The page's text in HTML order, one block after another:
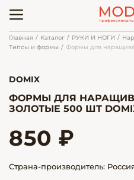
Главная Каталог РУКИ И НОГИ
Типсы и формы
Формы для
DOMIX
ФОРМЫ ДЛЯ
ЗОЛОТЫЕ 500 ШТ
850 ₽
Страна-производитель: